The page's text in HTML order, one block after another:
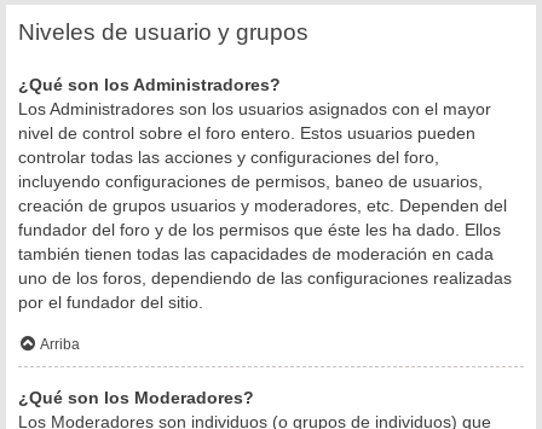
Niveles de usuario y grupos
¿Qué son los Administradores?
Los Administradores son los usuarios asignados con el mayor
nivel de control sobre el foro entero. Estos usuarios pueden
controlar todas las acciones y configuraciones del foro,
incluyendo configuraciones de permisos, baneo de usuarios,
creación de grupos usuarios y moderadores, etc. Dependen del
fundador del foro y de los permisos que éste les ha dado. Ellos
también tienen todas las capacidades de moderación en cada
uno de los foros, dependiendo de las configuraciones realizadas
por el fundador del sitio.
Arriba
¿Qué son los Moderadores?
Los Moderadores son individuos (o grupos de individuos) que